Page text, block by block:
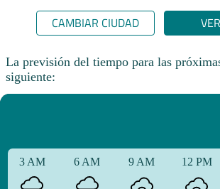
CAMBIAR CIUDAD
La previsión del tiempo para las
siguiente:
3 AM 6 AM 9 AM 12 PM